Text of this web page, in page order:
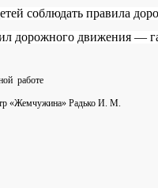
соблюдать правила
дорожного движения —
работе
«Жемчужина» Радько И. М.